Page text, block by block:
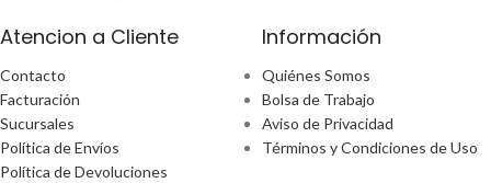
Atencion a Cliente
Contacto
Facturación
Sucursales
Política de Envíos
Política de Devoluciones
Información
Quiénes Somos
Bolsa de Trabajo
Aviso de Privacidad
Términos y Condiciones de Uso